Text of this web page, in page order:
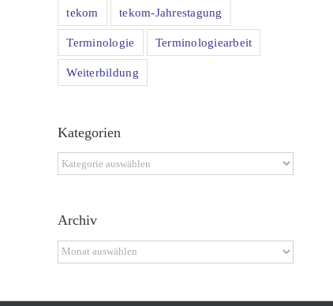
tekom tekom-Jahrestagung
Terminologie Terminologiearbeit
Weiterbildung
Kategorien
Kategorien
Archiv
Archiv